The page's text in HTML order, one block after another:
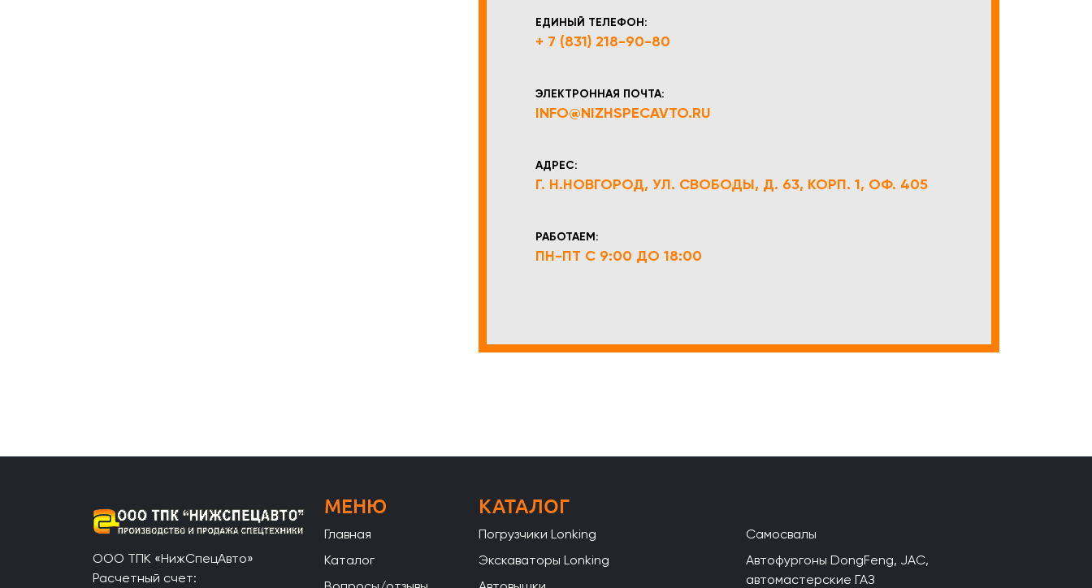
ЕДИНЫЙ ТЕЛЕФОН:
+ 7 (831) 218-90-80
ЭЛЕКТРОННАЯ ПОЧТА:
INFO@NIZHSPECAVTO.RU
АДРЕС:
Г. Н.НОВГОРОД, УЛ. СВОБОДЫ, Д. 63, КОРП. 1, ОФ. 405
РАБОТАЕМ:
ПН-ПТ С 9:00 ДО 18:00
ООО ТПК «НижСпецАвто»
Расчетный счет:
МЕНЮ
Главная
Каталог
КАТАЛОГ
Погрузчики Lonking
Экскаваторы Lonking
Самосвалы
Автофургоны DongFeng, JAC,
автомастерские ГАЗ